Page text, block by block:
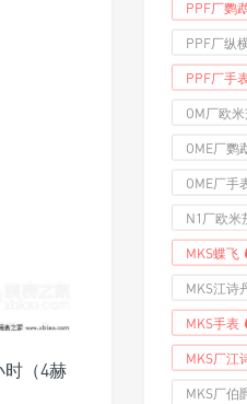
时（4赫
PPF厂鹦
PPF厂纵
PPF厂手
OM厂欧
OME厂鹦
OME厂手
N1厂欧米
MKS蝶飞
MKS江诗
MKS手表
MKS厂江
MKS厂伯